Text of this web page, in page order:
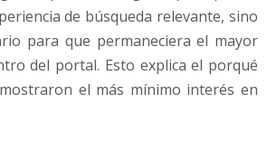
de búsqueda relevante, sino
para que permaneciera el mayor
del portal. Esto explica el porqué
el más mínimo interés en